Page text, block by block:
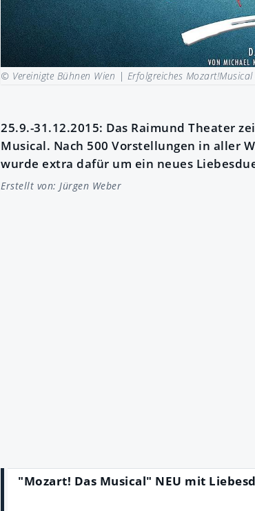
© Vereinigte Bühnen Wien | Erfolgreiches
25.9.-31.12.2015: Das Raimund Theater
Musical. Nach 500 Vorstellungen in aller
wurde extra dafür um ein neues
Erstellt von: Jürgen Weber
"Mozart! Das Musical" NEU mit